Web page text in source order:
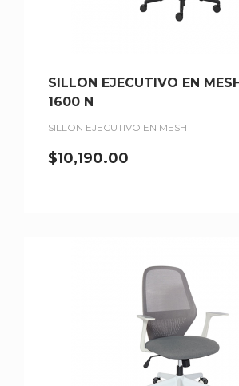
SILLON EJECUTIVO EN
1600 N
SILLON EJECUTIVO EN MESH
$10,190.00